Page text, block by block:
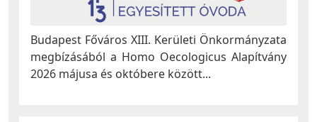
Budapest Főváros XIII. Kerületi Önkormányzata
megbízásából a Homo Oecologicus Alapítvány
2026 májusa és októbere között...